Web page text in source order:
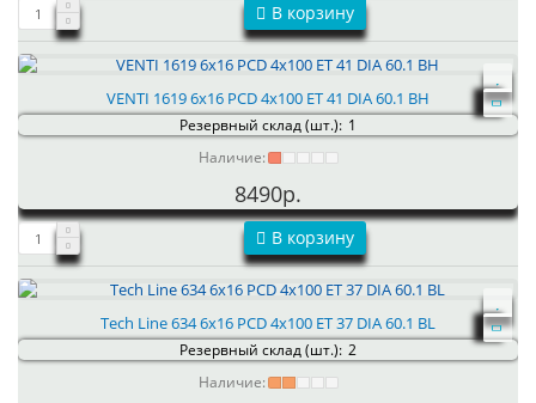
В корзину
VENTI 1619 6x16 PCD 4x100 ET 41 DIA 60.1 BH
Резервный склад (шт.): 1
Наличие:
8490р.
В корзину
Tech Line 634 6x16 PCD 4x100 ET 37 DIA 60.1 BL
Резервный склад (шт.): 2
Наличие: